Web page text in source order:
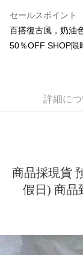
Plus Pay
【OP Pay Later 使用
を基準とします。
4. 注文成立後30分
合、注文は自動的
内容についての説
【支払い方法の説明
AFTEE代金後払い
2.SMSで認証してお
3.注文するときのお
す。
5.商品受け取り時の
グでお支払いくださ
配送方法
全家取貨付款
配送毎にNT$45
セールスポイント
百搭復古風，奶油
50％OFF SHOP限
詳細につ
商品採現貨
假日) 商品